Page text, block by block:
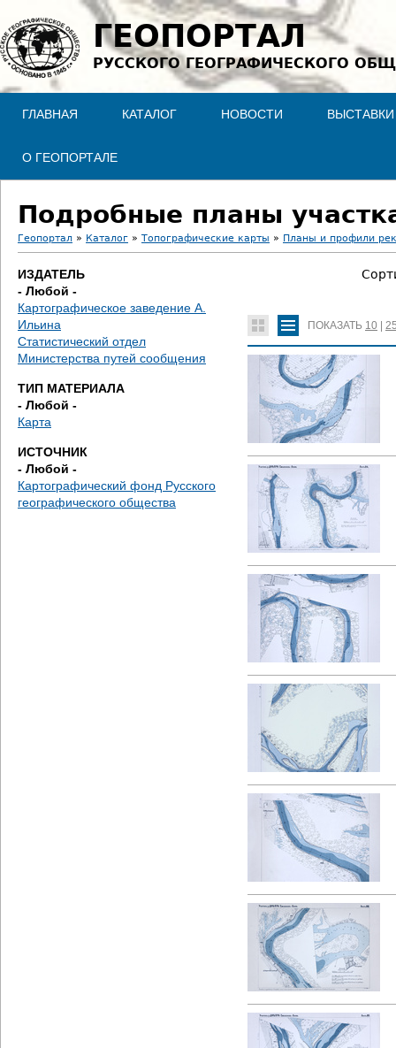
Jump to navigation
ГЕОПОРТАЛ
РУССКОГО ГЕОГРАФИЧЕСКОГО
ГЛАВНАЯ КАТАЛОГ НОВОСТИ ВЫСТАВКИ
О ГЕОПОРТАЛЕ
Подробные планы
В
ы
з
д
е
ь
Геопортал » Каталог » Топографические карты » Планы и профили
ИЗДАТЕЛЬ
- Любой -
Картографическое заведение А.
Ильина
Статистический отдел
Министерства путей сообщения
ТИП МАТЕРИАЛА
- Любой -
Карта
ИСТОЧНИК
- Любой -
Картографический фонд Русского
географического общества
ПОКАЗАТЬ 10